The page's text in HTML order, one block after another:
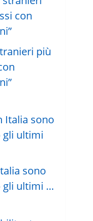
più
sono
gli ultimi …